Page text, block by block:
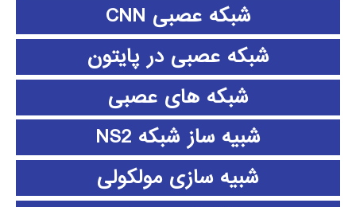
شبکه عصبی CNN
شبکه عصبی در پایتون
شبکه های عصبی
شبیه ساز شبکه NS2
شبیه سازی مولکولی